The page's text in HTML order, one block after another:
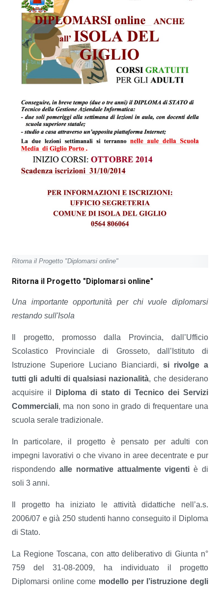
Ritorna il Progetto "Diplomarsi online"
Ritorna il Progetto "Diplomarsi online"
Una importante opportunità per chi vuole diplomarsi
restando sull'Isola
Il progetto, promosso dalla Provincia, dall’Ufficio
Scolastico Provinciale di Grosseto, dall’Istituto di
Istruzione Superiore Luciano Bianciardi, si rivolge a
tutti gli adulti di qualsiasi nazionalità, che desiderano
acquisire il
Diploma di stato di Tecnico dei Servizi
Commerciali, ma non sono in grado di frequentare una
scuola serale tradizionale.
In particolare, il progetto è pensato per adulti con
impegni lavorativi o che vivano in aree decentrate e pur
rispondendo alle normative attualmente vigenti è di
soli 3 anni.
Il progetto ha iniziato le attività didattiche nell’a.s.
2006/07 e già 250 studenti hanno conseguito il Diploma
di Stato.
La Regione Toscana, con atto deliberativo di Giunta n°
759 del 31-08-2009, ha individuato il progetto
Diplomarsi online come modello per l’istruzione degli